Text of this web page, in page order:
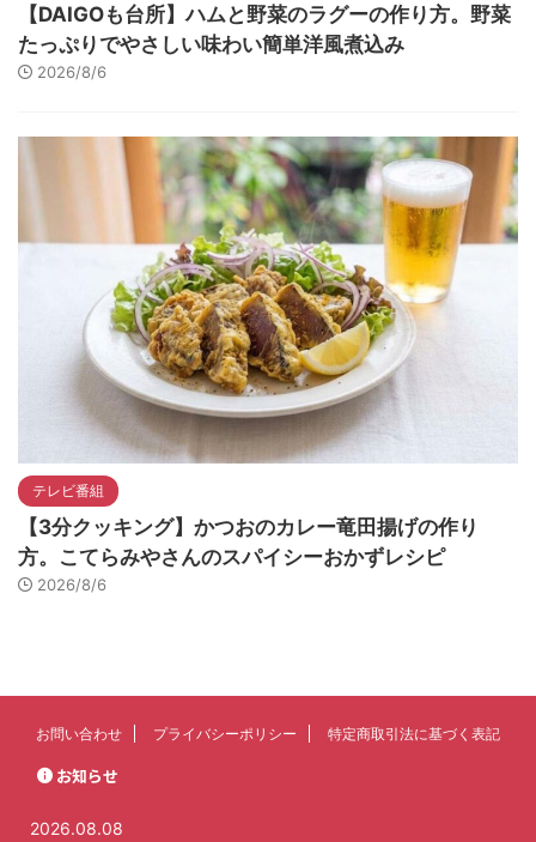
【DAIGOも台所】ハムと野菜のラグーの作り方。野菜
たっぷりでやさしい味わい簡単洋風煮込み
2026/8/6
テレビ番組
【3分クッキング】かつおのカレー竜田揚げの作り
方。こてらみやさんのスパイシーおかずレシピ
2026/8/6
お問い合わせ プライバシーポリシー 特定商取引法に基づく表記
お知らせ
2026.08.08